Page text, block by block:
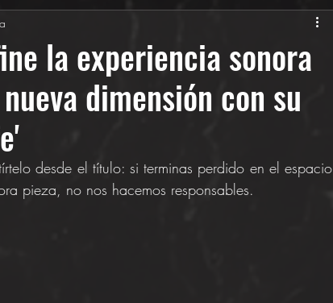
la experiencia sonora
dimensión con su
desde el título: si terminas perdido en el espacio
pieza, no nos hacemos responsables.